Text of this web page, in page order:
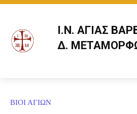
Ι.Ν. ΑΓΙΑΣ
Δ.
ΒΙΟΙ ΑΓΙΩΝ